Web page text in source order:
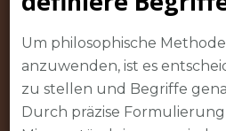
Um philosophische
anzuwenden, ist es
zu stellen und Begriffe
Durch präzise